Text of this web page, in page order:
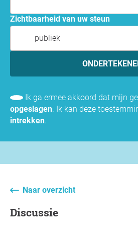
Zichtbaarheid van uw steun
publiek
Ik ga ermee akkoord dat mijn
opgeslagen. Ik kan deze
intrekken.
Naar overzicht
Discussie